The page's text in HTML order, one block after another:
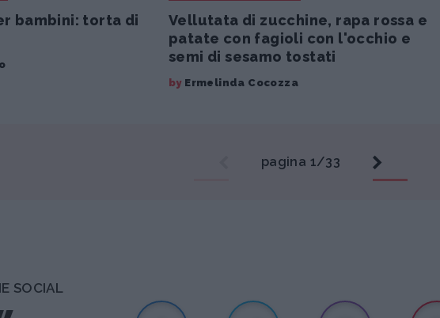
bambini: torta di
Vellutata di zucchine, rapa rossa e
patate con fagioli con l'occhio e
semi di sesamo tostati
by Ermelinda Cocozza
pagina 1/33
SOCIAL